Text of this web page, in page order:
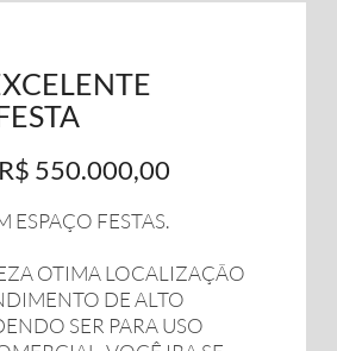
550.000,00
ESPAÇO FESTAS.
OTIMA LOCALIZAÇÃO
DE ALTO
SER PARA USO